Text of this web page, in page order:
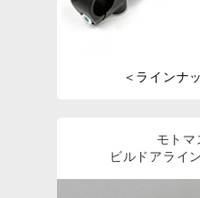
＜ラインナ
モトマ
ビルドアライ